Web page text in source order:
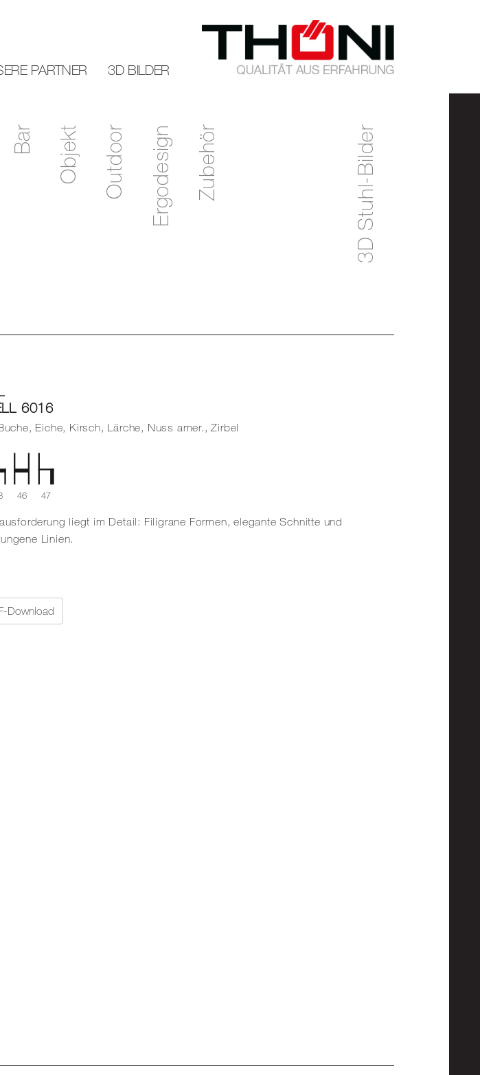
PARTNER 3D BILDER
Bar Objekt Outdoor Ergodesign Zubehör 3D Stuhl-Bilder
6016
Eiche, Kirsch, Lärche, Nuss amer., Zirbel
46 47
liegt im Detail: Filigrane Formen, elegante Schnitte und
Linien.
Download